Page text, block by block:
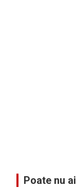
Poate nu